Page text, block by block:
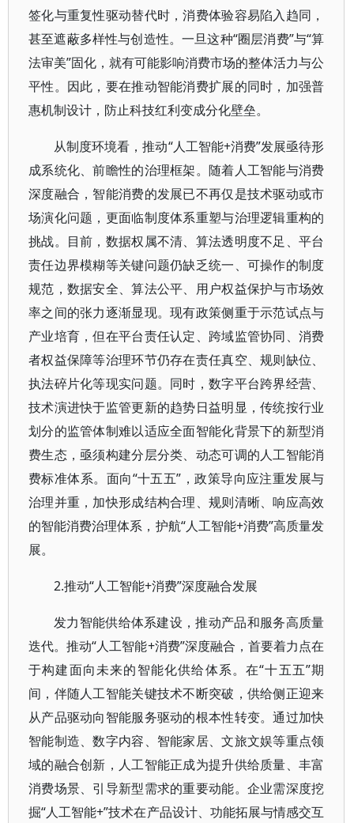
签化与重复性驱动替代时，消费体验容易陷入趋同，
甚至遮蔽多样性与创造性。一旦这种“圈层消费”与“算
法审美”固化，就有可能影响消费市场的整体活力与公
平性。因此，要在推动智能消费扩展的同时，加强普
惠机制设计，防止科技红利变成分化壁垒。
从制度环境看，推动“人工智能+消费”发展亟待形
成系统化、前瞻性的治理框架。随着人工智能与消费
深度融合，智能消费的发展已不再仅是技术驱动或市
场演化问题，更面临制度体系重塑与治理逻辑重构的
挑战。目前，数据权属不清、算法透明度不足、平台
责任边界模糊等关键问题仍缺乏统一、可操作的制度
规范，数据安全、算法公平、用户权益保护与市场效
率之间的张力逐渐显现。现有政策侧重于示范试点与
产业培育，但在平台责任认定、跨域监管协同、消费
者权益保障等治理环节仍存在责任真空、规则缺位、
执法碎片化等现实问题。同时，数字平台跨界经营、
技术演进快于监管更新的趋势日益明显，传统按行业
划分的监管体制难以适应全面智能化背景下的新型消
费生态，亟须构建分层分类、动态可调的人工智能消
费标准体系。面向“十五五”，政策导向应注重发展与
治理并重，加快形成结构合理、规则清晰、响应高效
的智能消费治理体系，护航“人工智能+消费”高质量发
展。
2.推动“人工智能+消费”深度融合发展
发力智能供给体系建设，推动产品和服务高质量
迭代。推动“人工智能+消费”深度融合，首要着力点在
于构建面向未来的智能化供给体系。在“十五五”期
间，伴随人工智能关键技术不断突破，供给侧正迎来
从产品驱动向智能服务驱动的根本性转变。通过加快
智能制造、数字内容、智能家居、文旅文娱等重点领
域的融合创新，人工智能正成为提升供给质量、丰富
消费场景、引导新型需求的重要动能。企业需深度挖
掘“人工智能+”技术在产品设计、功能拓展与情感交互